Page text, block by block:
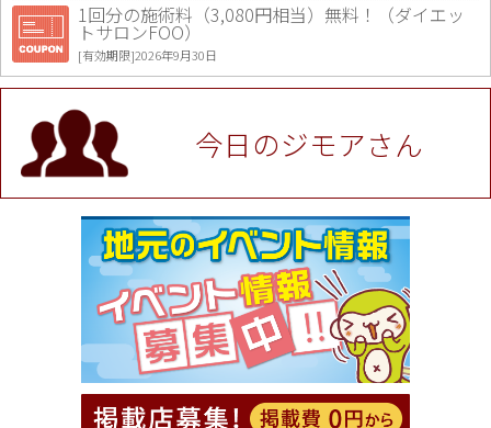
1回分の施術料（3,080円相当）無料！（ダイエッ
トサロンFOO）
[有効期限]2026年9月30日
値段提示後「ジモア見た」で更に買い取り金額 U
P！※チケットと新品商品は除く（大黒屋 高田馬場
駅前店）
[有効期限]2026年9月30日
★ジモア限定特典★ お会計より全品5％OFF（ナチ
ュラル＆ハンドメイドショップ［マキマキ］）
[有効期限]2026年9月30日まで
【ジモア限定①】初回割引 特価 VIO脱毛11,000円
⇒8,800円（メンズ専門ワックス脱毛サロン Mickle
（ミックル））
[有効期限]2026年9月30日
【ジモア読者特典2】コース 3,500円→3,000円（料
理5品+2時間飲み放題）（創作イタリアン Pia Cu
ore（ピアクオーレ））
[有効期限]2026年9月30日
今日のジモアさん